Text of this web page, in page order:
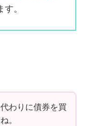
。
わりに債券を買
。